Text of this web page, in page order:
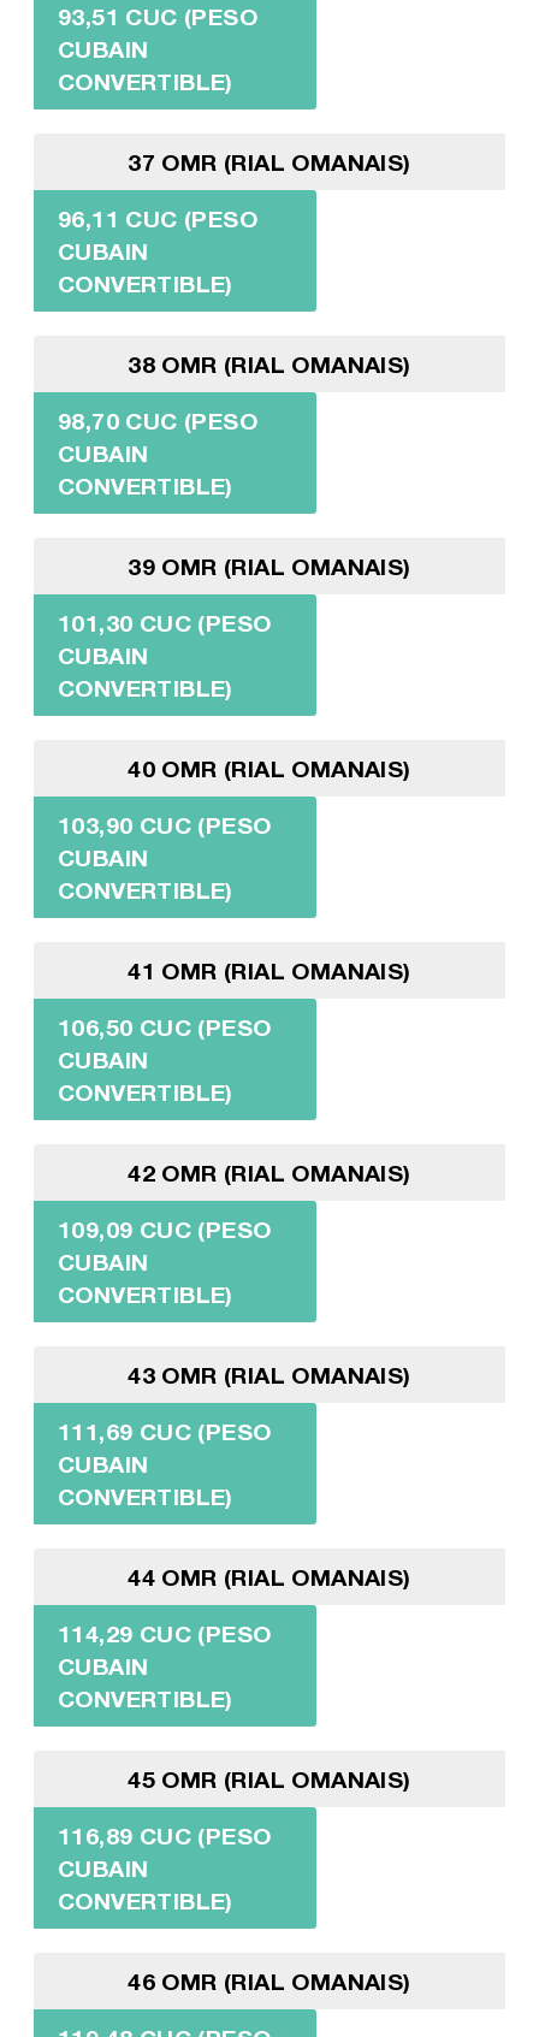
93,51 CUC (PESO
CUBAIN
CONVERTIBLE)
37 OMR (RIAL OMANAIS)
96,11 CUC (PESO
CUBAIN
CONVERTIBLE)
38 OMR (RIAL OMANAIS)
98,70 CUC (PESO
CUBAIN
CONVERTIBLE)
39 OMR (RIAL OMANAIS)
101,30 CUC (PESO
CUBAIN
CONVERTIBLE)
40 OMR (RIAL OMANAIS)
103,90 CUC (PESO
CUBAIN
CONVERTIBLE)
41 OMR (RIAL OMANAIS)
106,50 CUC (PESO
CUBAIN
CONVERTIBLE)
42 OMR (RIAL OMANAIS)
109,09 CUC (PESO
CUBAIN
CONVERTIBLE)
43 OMR (RIAL OMANAIS)
111,69 CUC (PESO
CUBAIN
CONVERTIBLE)
44 OMR (RIAL OMANAIS)
114,29 CUC (PESO
CUBAIN
CONVERTIBLE)
45 OMR (RIAL OMANAIS)
116,89 CUC (PESO
CUBAIN
CONVERTIBLE)
46 OMR (RIAL OMANAIS)